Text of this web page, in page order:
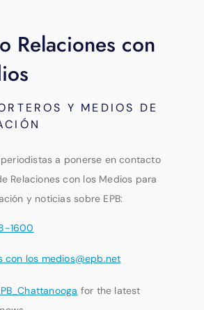
Relaciones con
Y MEDIOS DE
a ponerse en contacto
Relaciones con los Medios para
y noticias sobre EPB:
1600
con los medios@epb.net
for the latest